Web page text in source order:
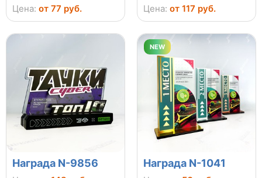
Цена: от 77 руб. Цена: от 117 руб.
Награда N-9856
NEW
Награда N-1041